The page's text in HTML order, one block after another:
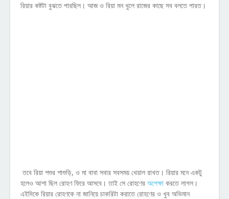
রিয়ার কষ্টটা বুঝতে পারছিল। আজ ও রিয়া মন খুলে রাজের কাছে সব বলতে পারত।
তবে রিয়া শশুর শাশুড়ি, ও মা বাবা সবার সবসময় খেয়াল রাখত। রিয়ার মনে একটু
হলেও আশা ছিল রোহণ ফিরে আসবে। তাই সে রোহণের অপেক্ষা করতে লাগল।
এইদিকে রিয়ার রোহণকে না জানিয়ে চাকরিটা করাতে রোহণের ও খুব অভিমান